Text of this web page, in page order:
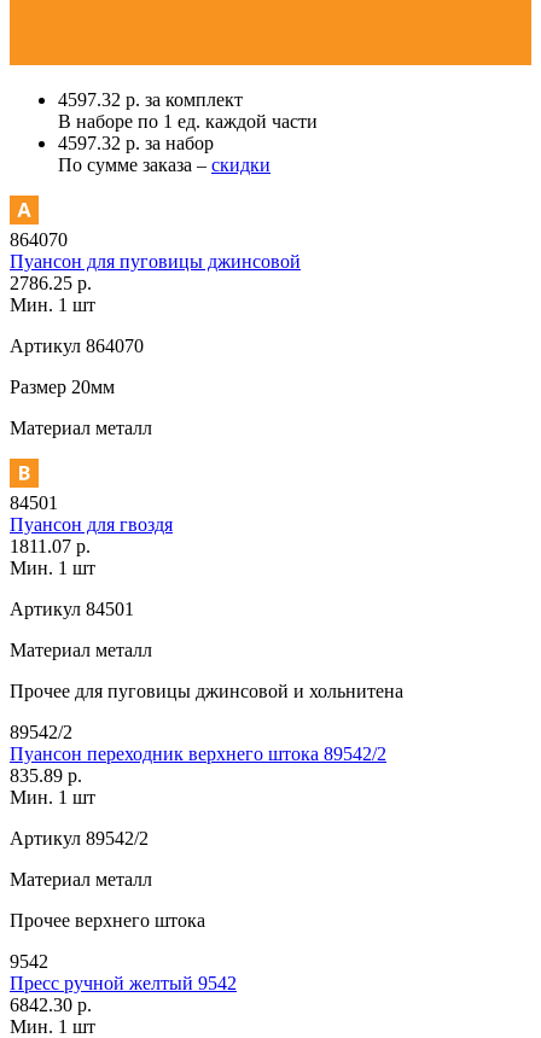
4597.32 р. за комплект
В наборе по 1 ед. каждой части
4597.32 р. за набор
По сумме заказа – скидки
864070
Пуансон для пуговицы джинсовой
2786.25 р.
Мин. 1 шт
Артикул 864070
Размер 20мм
Материал металл
84501
Пуансон для гвоздя
1811.07 р.
Мин. 1 шт
Артикул 84501
Материал металл
Прочее для пуговицы джинсовой и хольнитена
89542/2
Пуансон переходник верхнего штока 89542/2
835.89 р.
Мин. 1 шт
Артикул 89542/2
Материал металл
Прочее верхнего штока
9542
Пресс ручной желтый 9542
6842.30 р.
Мин. 1 шт